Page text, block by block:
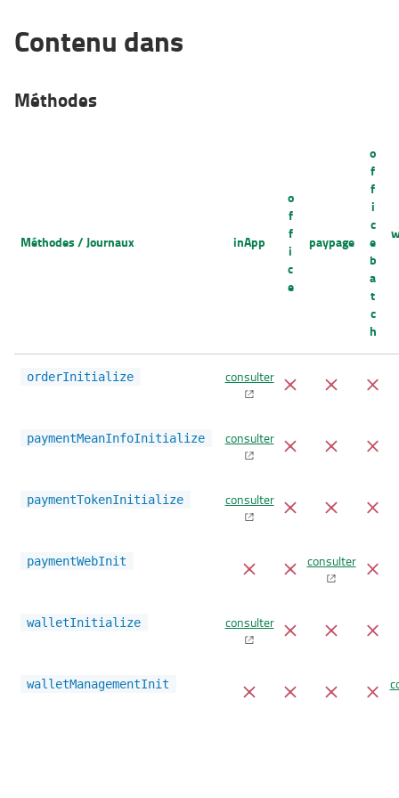
Contenu dans
Méthodes
Méthodes / Journaux inApp
o
f
f
i
c
e
paypage
o
f
f
i
c
e
b
a
t
c
h
orderInitialize consulter
paymentMeanInfoInitialize consulter
paymentTokenInitialize consulter
paymentWebInit consulter
walletInitialize consulter
walletManagementInit